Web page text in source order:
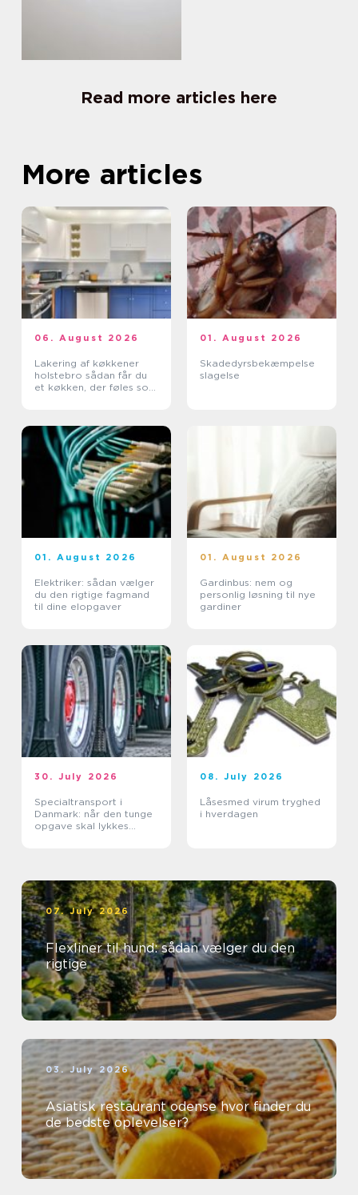
Read more articles here
More articles
06. August 2026
Lakering af køkkener
holstebro sådan får du
et køkken, der føles som
01. August 2026
Skadedyrsbekæmpelse
slagelse
01. August 2026
Elektriker: sådan vælger
du den rigtige fagmand
til dine elopgaver
01. August 2026
Gardinbus: nem og
personlig løsning til nye
gardiner
30. July 2026
Specialtransport i
Danmark: når den tunge
opgave skal lykkes
08. July 2026
Låsesmed virum tryghed
i hverdagen
07. July 2026
Flexliner til hund: sådan vælger du den
rigtige
03. July 2026
Asiatisk restaurant odense hvor finder du
de bedste oplevelser?